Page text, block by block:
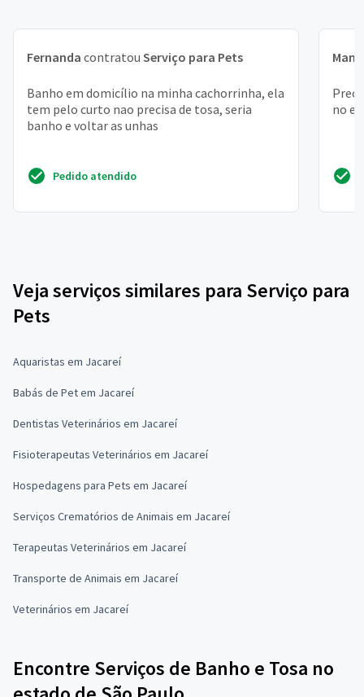
Fernanda contratou Serviço para Pets
Banho em domicílio na minha cachorrinha, ela
tem pelo curto nao precisa de tosa, seria
banho e voltar as unhas
Pedido atendido
no
Veja serviços similares para Serviço para
Pets
Aquaristas em Jacareí
Babás de Pet em Jacareí
Dentistas Veterinários em Jacareí
Fisioterapeutas Veterinários em Jacareí
Hospedagens para Pets em Jacareí
Serviços Crematórios de Animais em Jacareí
Terapeutas Veterinários em Jacareí
Transporte de Animais em Jacareí
Veterinários em Jacareí
Encontre Serviços de Banho e Tosa no